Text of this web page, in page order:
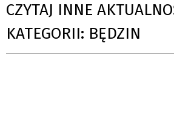
CZYTAJ INNE
KATEGORII: BĘDZIN